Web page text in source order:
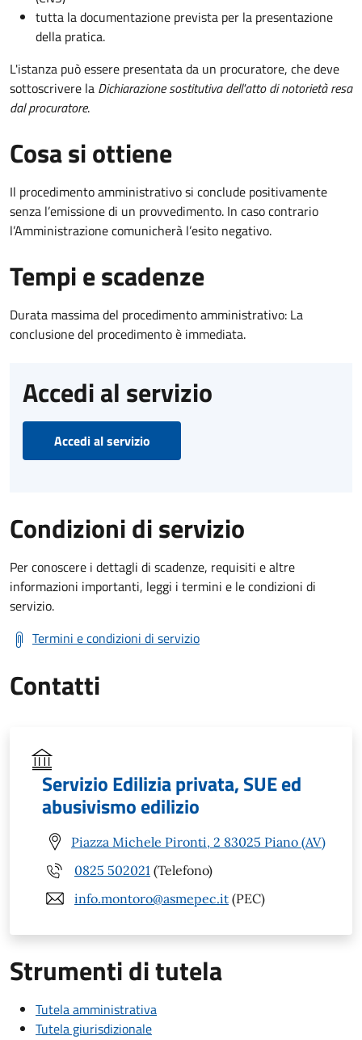
tutta la documentazione prevista per la presentazione
della pratica.
L'istanza può essere presentata da un procuratore, che deve
sottoscrivere la Dichiarazione sostitutiva dell'atto di notorietà resa
dal procuratore.
Cosa si ottiene
Il procedimento amministrativo si conclude positivamente
senza l’emissione di un provvedimento. In caso contrario
l’Amministrazione comunicherà l’esito negativo.
Tempi e scadenze
Durata massima del procedimento amministrativo: La
conclusione del procedimento è immediata.
Accedi al servizio
Accedi al servizio
Condizioni di servizio
Per conoscere i dettagli di scadenze, requisiti e altre
informazioni importanti, leggi i termini e le condizioni di
servizio.
Termini e condizioni di servizio
Contatti
Servizio Edilizia privata, SUE ed
abusivismo edilizio
Piazza Michele Pironti, 2 83025 Piano (AV)
0825 502021 (Telefono)
info.montoro@asmepec.it (PEC)
Strumenti di tutela
Tutela amministrativa
Tutela giurisdizionale